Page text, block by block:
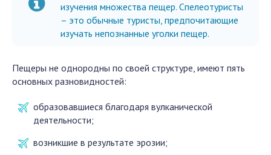
изучения множества пещер. Спелеотуристы
– это обычные туристы, предпочитающие
изучать непознанные уголки пещер.
Пещеры не однородны по своей структуре, имеют пять
основных разновидностей:
образовавшиеся благодаря вулканической
деятельности;
возникшие в результате эрозии;